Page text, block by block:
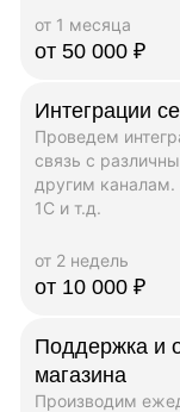
от 1 месяца
от 50 000 ₽
Интеграции
Проведем
связь с
другим каналам.
1C и т.д.
от 2 недель
от 10 000 ₽
Поддержка и
магазина
Производим